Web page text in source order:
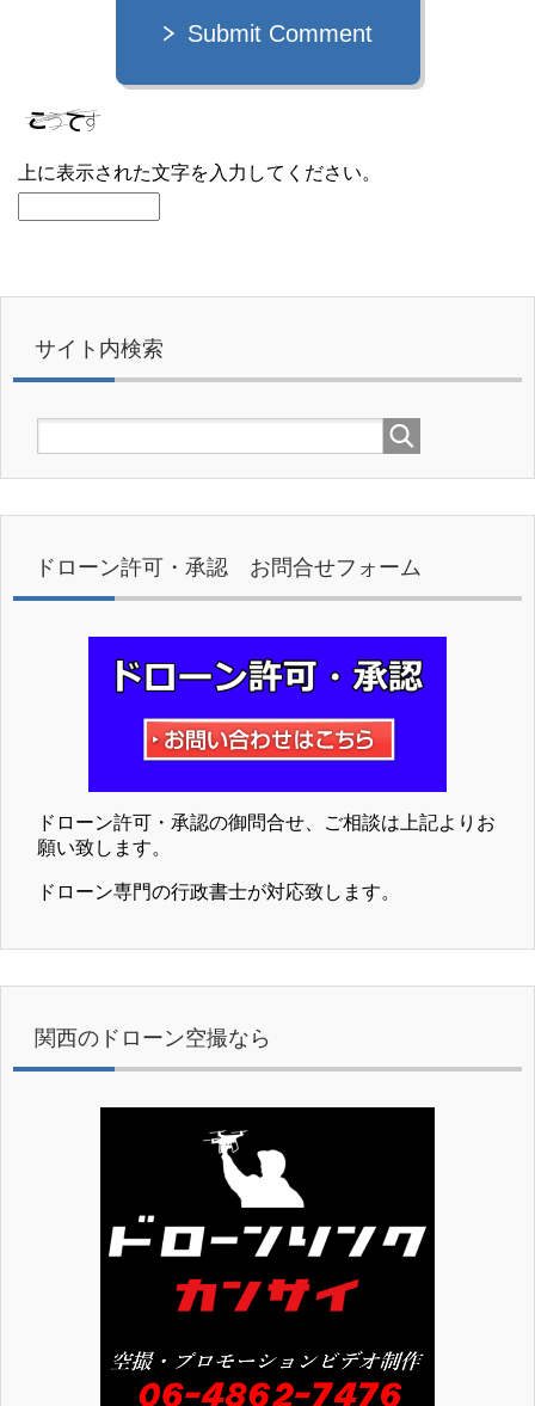
Submit Comment
上に表示された文字を入力してください。
サイト内検索
ドローン許可・承認 お問合せフォーム
ドローン許可・承認の御問合せ、ご相談は上記よりお
願い致します。
ドローン専門の行政書士が対応致します。
関西のドローン空撮なら